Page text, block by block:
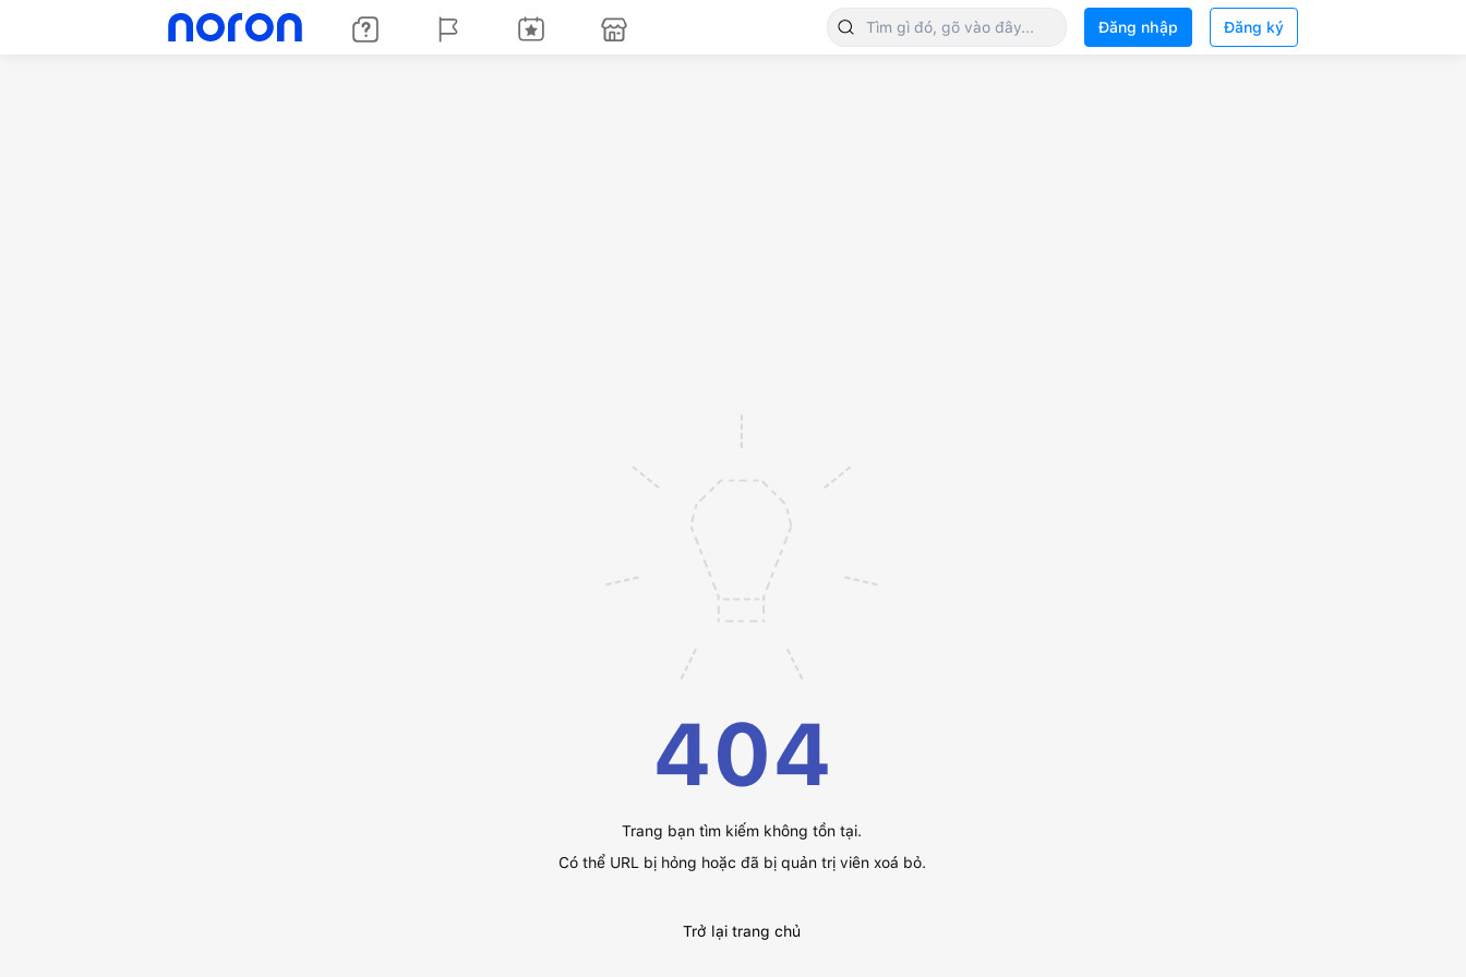
Đăng nhập Đăng ký
404
Trang bạn tìm kiếm không tồn tại.
Có thể URL bị hỏng hoặc đã bị quản trị viên xoá bỏ.
Trở lại trang chủ